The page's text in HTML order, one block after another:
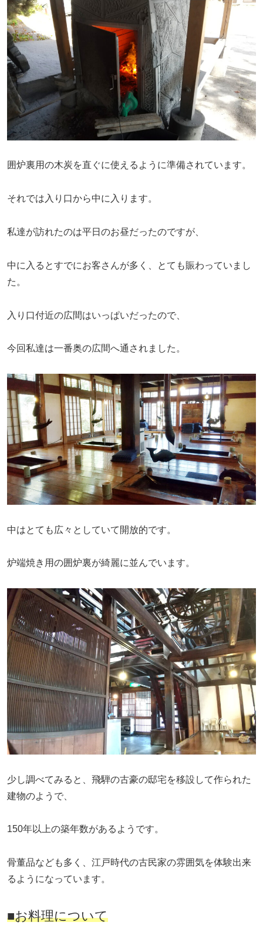
囲炉裏用の木炭を直ぐに使えるように準備されています。
それでは入り口から中に入ります。
私達が訪れたのは平日のお昼だったのですが、
中に入るとすでにお客さんが多く、とても賑わっていまし
た。
入り口付近の広間はいっぱいだったので、
今回私達は一番奥の広間へ通されました。
中はとても広々としていて開放的です。
炉端焼き用の囲炉裏が綺麗に並んでいます。
少し調べてみると、飛騨の古豪の邸宅を移設して作られた
建物のようで、
150年以上の築年数があるようです。
骨董品なども多く、江戸時代の古民家の雰囲気を体験出来
るようになっています。
■お料理について